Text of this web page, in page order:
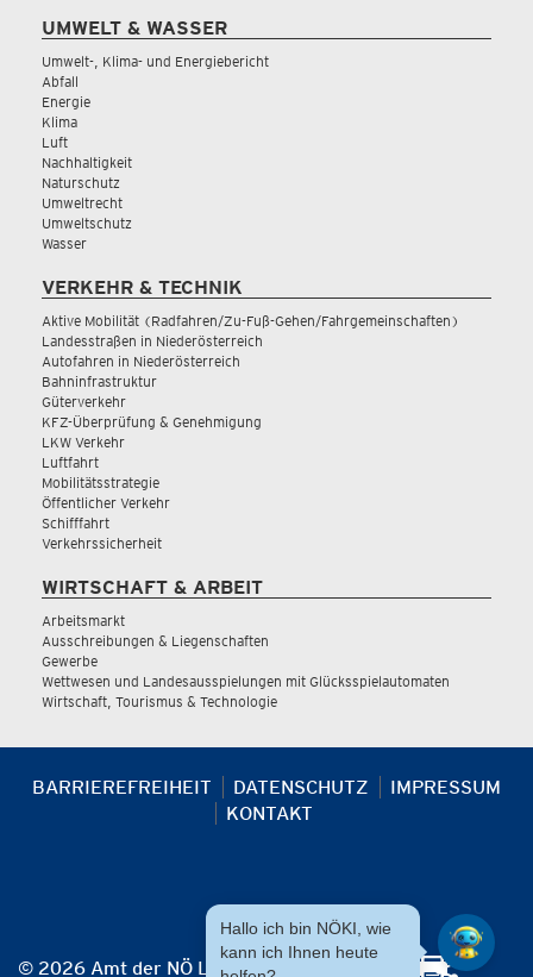
UMWELT & WASSER
Umwelt-, Klima- und Energiebericht
Abfall
Energie
Klima
Luft
Nachhaltigkeit
Naturschutz
Umweltrecht
Umweltschutz
Wasser
VERKEHR & TECHNIK
Aktive Mobilität (Radfahren/Zu-Fuß-Gehen/Fahrgemeinschaften)
Landesstraßen in Niederösterreich
Autofahren in Niederösterreich
Bahninfrastruktur
Güterverkehr
KFZ-Überprüfung & Genehmigung
LKW Verkehr
Luftfahrt
Mobilitätsstrategie
Öffentlicher Verkehr
Schifffahrt
Verkehrssicherheit
WIRTSCHAFT & ARBEIT
Arbeitsmarkt
Ausschreibungen & Liegenschaften
Gewerbe
Wettwesen und Landesausspielungen mit Glücksspielautomaten
Wirtschaft, Tourismus & Technologie
BARRIEREFREIHEIT DATENSCHUTZ
IMPRESSUM
KONTAKT
© 2026 Amt der NÖ Landesregierung
Hallo ich bin NÖKI, wie
kann ich Ihnen heute